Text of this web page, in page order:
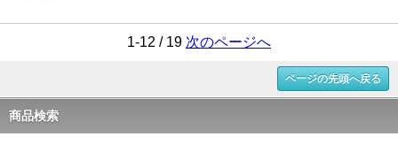
1-12 / 19 次のページへ
ページの先頭へ戻る
商品検索